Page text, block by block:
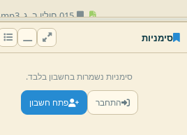
015 חולין ב,
ג,.
mp3
ה, mp3
018 חולין ח,
ט,
019 חולין י,
י,א,
סימניות
סימניות נשמרות בחשבון בלבד.
התחבר פתח חשבון